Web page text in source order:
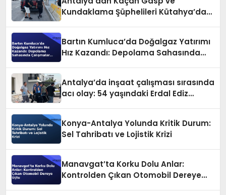
Kundaklama Şüphelileri Kütahya’da
Bartın Kumluca’da Doğalgaz Yatırımı
Hız Kazandı: Depolama Sahasında
Antalya’da inşaat çalışması sırasında
acı olay: 54 yaşındaki Erdal Ediz
Konya-Antalya Yolunda Kritik Durum:
Sel Tahribatı ve Lojistik Krizi
Manavgat’ta Korku Dolu Anlar:
Kontrolden Çıkan Otomobil Dereye